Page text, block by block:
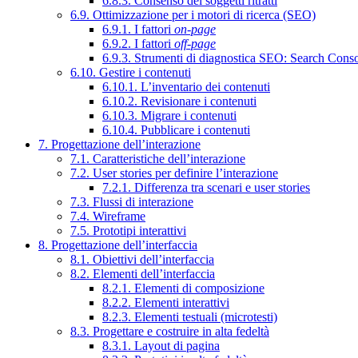
6.9. Ottimizzazione per i motori di ricerca (SEO)
6.9.1. I fattori on-page
6.9.2. I fattori off-page
6.9.3. Strumenti di diagnostica SEO: Search
6.10. Gestire i contenuti
6.10.1. L’inventario dei contenuti
6.10.2. Revisionare i contenuti
6.10.3. Migrare i contenuti
6.10.4. Pubblicare i contenuti
7. Progettazione dell’interazione
7.1. Caratteristiche dell’interazione
7.2. User stories per definire l’interazione
7.2.1. Differenza tra scenari e user stories
7.3. Flussi di interazione
7.4. Wireframe
7.5. Prototipi interattivi
8. Progettazione dell’interfaccia
8.1. Obiettivi dell’interfaccia
8.2. Elementi dell’interfaccia
8.2.1. Elementi di composizione
8.2.2. Elementi interattivi
8.2.3. Elementi testuali (microtesti)
8.3. Progettare e costruire in alta fedeltà
8.3.1. Layout di pagina